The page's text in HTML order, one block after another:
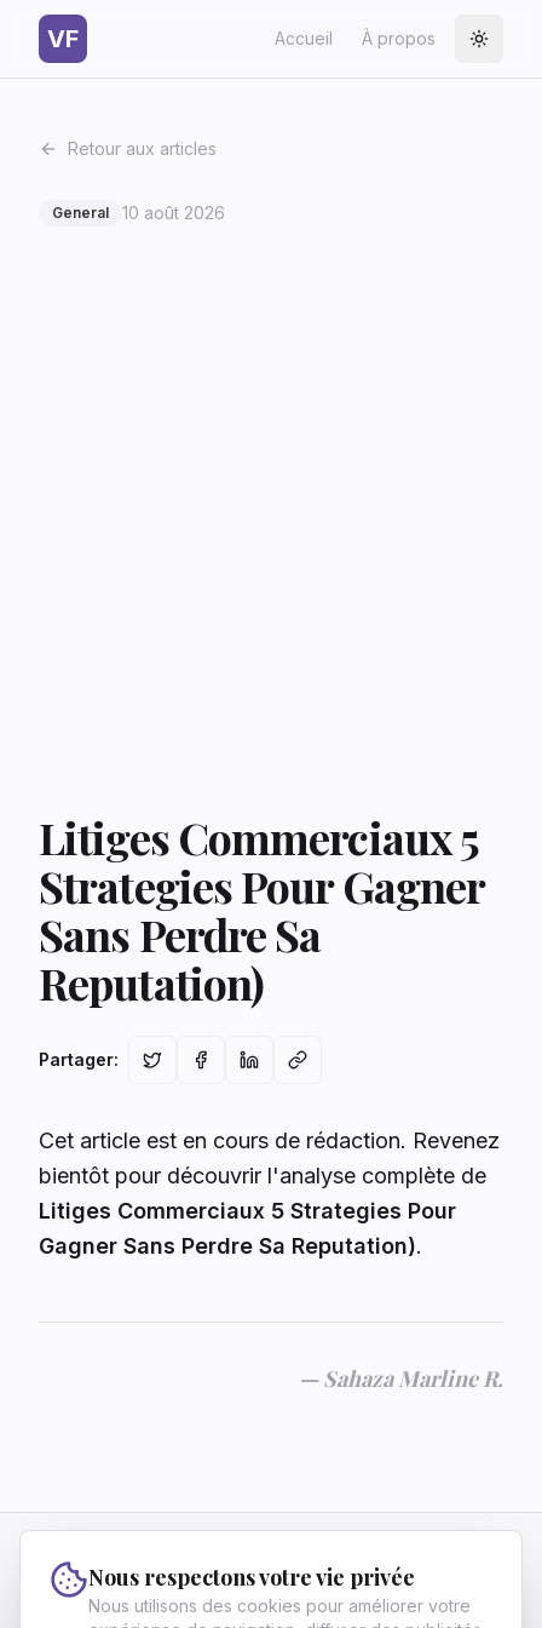
VF Accueil À propos Toggle
Retour aux articles
General 10 août 2026
Litiges Commerciaux 5
Strategies Pour Gagner
Sans Perdre Sa
Reputation)
Partager:
Cet article est en cours de rédaction. Revenez
bientôt pour découvrir l'analyse complète de
Litiges Commerciaux 5 Strategies Pour
Gagner Sans Perdre Sa Reputation).
—Sahaza Marline R.
Vivre Fier
Vivre Fier aide les francophones ambitieux à
Nous respectons votre vie privée
Nous utilisons des cookies pour améliorer votre